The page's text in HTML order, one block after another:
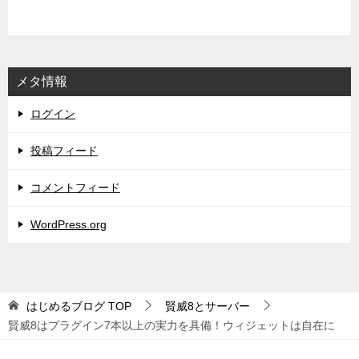
メタ情報
ログイン
投稿フィード
コメントフィード
WordPress.org
はじめるブログ TOP
賢威8とサーバー
賢威8はプラグイン7本以上の実力を具備！ウィジェットは自在に